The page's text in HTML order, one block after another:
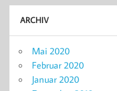
ARCHIV
Mai 2020
Februar 2020
Januar 2020